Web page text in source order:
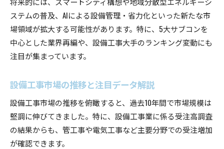
ステムの普及、AIによる設備管理・省力化といった新たな市
場領域が拡大する可能性があります。特に、5大サブコンを
中心とした業界再編や、設備工事大手のランキング変動にも
注目が集まっています。
設備工事市場の推移と注目データ解説
設備工事市場の推移を俯瞰すると、過去10年間で市場規模は
堅調に伸びてきました。特に、設備工事業に係る受注高調査
の結果からも、管工事や電気工事など主要分野での受注増加
が確認できます。